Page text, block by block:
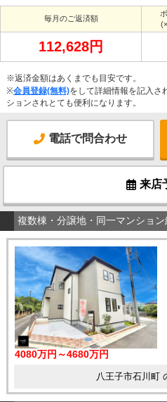
毎月のご返済額
112,628円
※返済金額はあくまでも目安です。
※会員登録(無料)をして詳細情報を記入さ
ションされとても便利になります。
電話で問合わせ
来店
複数棟・分譲地・同一マンション
4080万円～4680万円
八王子市石川町